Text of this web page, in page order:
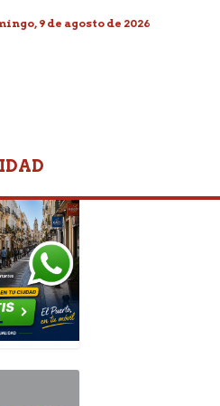
9 de agosto de 2026